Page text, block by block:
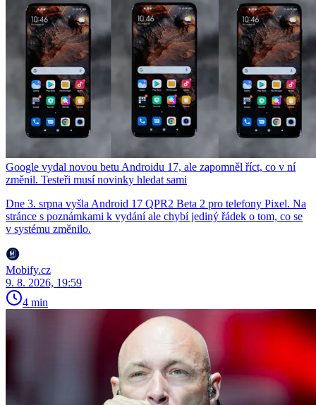
Google vydal novou betu Androidu 17, ale zapomněl říct, co v ní
změnil. Testeři musí novinky hledat sami
Dne 3. srpna vyšla Android 17 QPR2 Beta 2 pro telefony Pixel. Na
stránce s poznámkami k vydání ale chybí jediný řádek o tom, co se
v systému změnilo.
Mobify.cz
9. 8. 2026, 19:59
4 min